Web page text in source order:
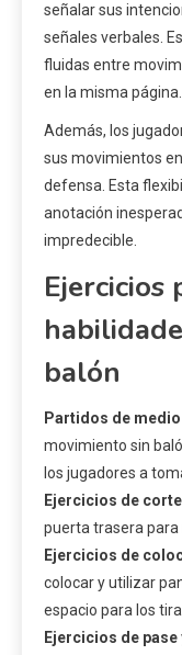
señalar sus
señales verbales.
fluidas entre
en la misma página.
Además, los
sus movimientos
defensa. Esta
anotación
impredecible.
Ejercicios
balón
Partidos de
movimiento sin
los jugadores a
Ejercicios de
puerta trasera
Ejercicios de
colocar y utilizar
espacio para los
Ejercicios de